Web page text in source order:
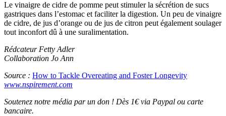
Le vinaigre de cidre de pomme peut stimuler la sécrétion de sucs
gastriques dans l’estomac et faciliter la digestion. Un peu de vinaigre
de cidre, de jus d’orange ou de jus de citron peut également soulager
tout inconfort dû à une suralimentation.
Rédcateur Fetty Adler
Collaboration Jo Ann
Source : How to Tackle Overeating and Foster Longevity
www.nspirement.com
Soutenez notre média par un don ! Dès 1€ via Paypal ou carte
bancaire.